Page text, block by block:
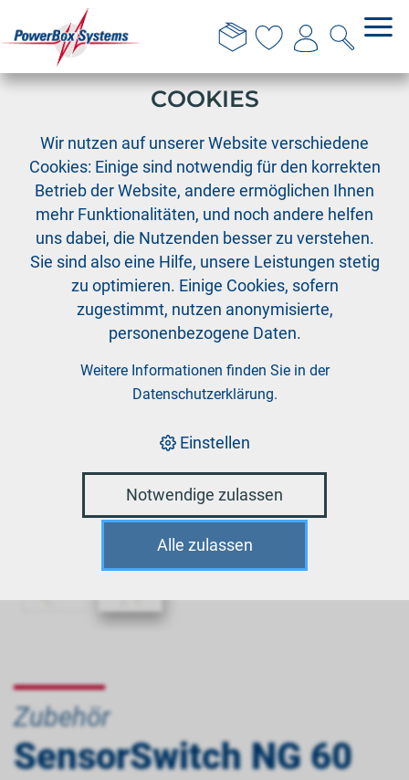
SensorSwitch NG 60 cm Anschluss
Zubehör
SensorSwitch NG 60
DIESE WEBSITE VERWENDET
COOKIES
Wir nutzen auf unserer Website verschiedene
Cookies: Einige sind notwendig für den korrekten
Betrieb der Website, andere ermöglichen Ihnen
mehr Funktionalitäten, und noch andere helfen
uns dabei, die Nutzenden besser zu verstehen.
Sie sind also eine Hilfe, unsere Leistungen stetig
zu optimieren. Einige Cookies, sofern
zugestimmt, nutzen anonymisierte,
personenbezogene Daten.
Weitere Informationen finden Sie in der
Datenschutzerklärung.
Einstellen
Notwendige zulassen
Alle zulassen